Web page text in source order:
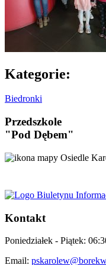
Kategorie:
Biedronki
Przedszkole
"Pod Dębem"
Osiedle
Kontakt
Poniedziałek - Piątek:
Email: